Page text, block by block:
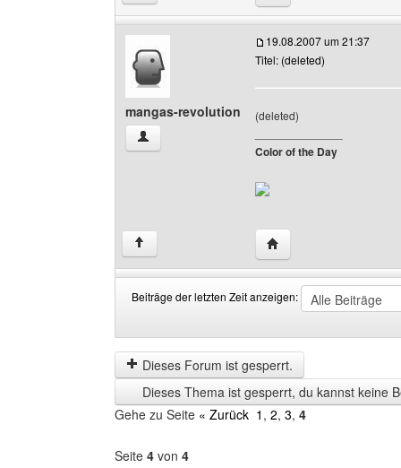
mangas-revolution
mangas-revolution Benutzer-Profile anzeigen
19.08.2007 um 21:37
Titel: (deleted)
(deleted)
Color of the Day
↑ Website dieses
Beiträge der letzten Zeit anzeigen:
der
letzten
Zeit
anzeigen
by
Dieses Forum ist gesperrt.
Dieses Thema ist gesperrt, du kannst keine
Gehe zu Seite « Zurück 1 , 2, 3, 4
Seite 4 von 4